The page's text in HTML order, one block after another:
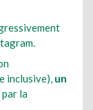
inclusive), un
par la